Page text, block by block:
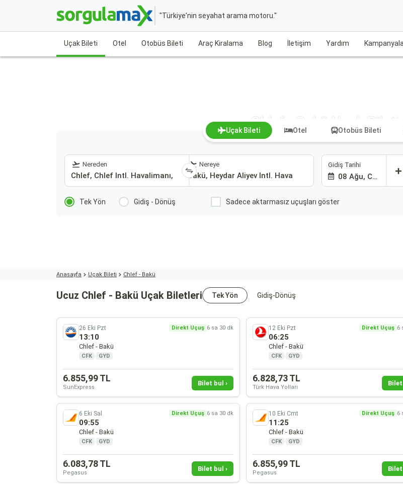
"Türkiye'nin seyahat arama motoru."
Uçak Bileti Otel Otobüs Bileti Araç Kiralama Blog İletişim Yardım
Chlef - Bakü Uçak Bileti
Uçak Bileti Otel Otobüs Bileti
Nereden Nereye Gidiş Tarihi
08 Ağu, Cmt
Tek Yön Gidiş - Dönüş Sadece aktarmasız uçuşları göster
Anasayfa Uçak Bileti Chlef - Bakü
Ucuz Chlef - Bakü Uçak Biletleri Tek Yön Gidiş-Dönüş
26 Eki Pzt Direkt Uçuş 6 sa 30 dk
13:10
Chlef - Bakü
CFK · GYD
6.855,99 TL
SunExpress
Bilet bul ›
12 Eki Pzt Direkt Uçuş 6
06:25
Chlef - Bakü
CFK · GYD
6.828,73 TL
Türk Hava Yolları
Bilet
6 Eki Sal Direkt Uçuş 6 sa 30 dk
09:55
Chlef - Bakü
CFK · GYD
6.083,78 TL
Pegasus
Bilet bul ›
10 Eki Cmt Direkt Uçuş 6
11:25
Chlef - Bakü
CFK · GYD
6.855,99 TL
Pegasus
Bilet